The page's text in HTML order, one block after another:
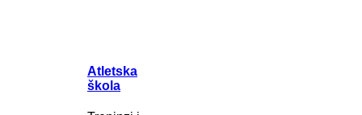
Atletska
škola